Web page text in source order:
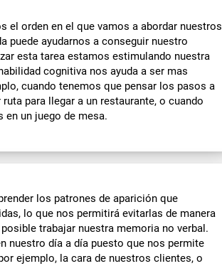
el orden en el que vamos a abordar nuestros
puede ayudarnos a conseguir nuestro
esta tarea estamos estimulando nuestra
cognitiva nos ayuda a ser mas
cuando tenemos que pensar los pasos a
para llegar a un restaurante, o cuando
un juego de mesa.
los patrones de aparición que
lo que nos permitirá evitarlas de manera
trabajar nuestra memoria no verbal.
nuestro día a día puesto que nos permite
ejemplo, la cara de nuestros clientes, o